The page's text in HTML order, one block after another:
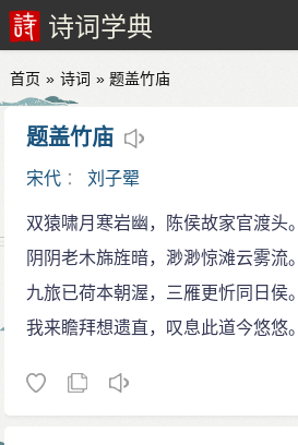
诗词学典
首页 » 诗词 » 题盖竹庙
题盖竹庙
宋代 ：刘子翚
双猿啸月寒岩幽，陈侯故家官渡头。
阴阴老木旆旌暗，渺渺惊滩云雾流。
九旅已荷本朝渥，三雁更忻同日侯。
我来瞻拜想遗直，叹息此道今悠悠。